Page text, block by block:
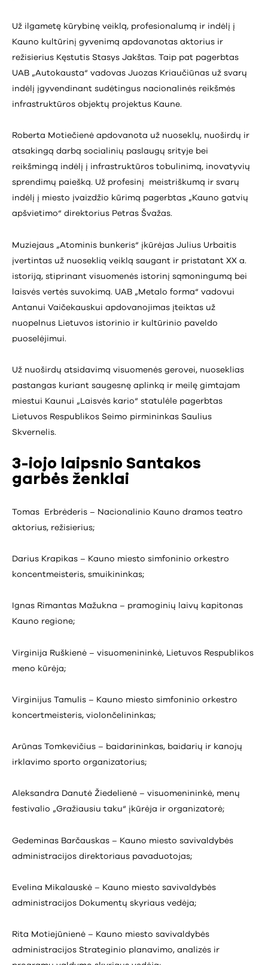
Už ilgametę kūrybinę veiklą, profesionalumą ir indėlį į
Kauno kultūrinį gyvenimą apdovanotas aktorius ir
režisierius Kęstutis Stasys Jakštas. Taip pat pagerbtas
UAB „Autokausta“ vadovas Juozas Kriaučiūnas už svarų
indėlį įgyvendinant sudėtingus nacionalinės reikšmės
infrastruktūros objektų projektus Kaune.
Roberta Motiečienė apdovanota už nuoseklų, nuoširdų ir
atsakingą darbą socialinių paslaugų srityje bei
reikšmingą indėlį į infrastruktūros tobulinimą, inovatyvių
sprendimų paiešką. Už profesinį meistriškumą ir svarų
indėlį į miesto įvaizdžio kūrimą pagerbtas „Kauno gatvių
apšvietimo“ direktorius Petras Švažas.
Muziejaus „Atominis bunkeris“ įkūrėjas Julius Urbaitis
įvertintas už nuoseklią veiklą saugant ir pristatant XX a.
istoriją, stiprinant visuomenės istorinį sąmoningumą bei
laisvės vertės suvokimą. UAB „Metalo forma“ vadovui
Antanui Vaičekauskui apdovanojimas įteiktas už
nuopelnus Lietuvos istorinio ir kultūrinio paveldo
puoselėjimui.
Už nuoširdų atsidavimą visuomenės gerovei, nuoseklias
pastangas kuriant saugesnę aplinką ir meilę gimtajam
miestui Kaunui „Laisvės kario“ statulėle pagerbtas
Lietuvos Respublikos Seimo pirmininkas Saulius
Skvernelis.
3-iojo laipsnio Santakos
garbės ženklai
Tomas Erbrėderis – Nacionalinio Kauno dramos teatro
aktorius, režisierius;
Darius Krapikas – Kauno miesto simfoninio orkestro
koncentmeisteris, smuikininkas;
Ignas Rimantas Mažukna – pramoginių laivų kapitonas
Kauno regione;
Virginija Ruškienė – visuomenininkė, Lietuvos Respublikos
meno kūrėja;
Virginijus Tamulis – Kauno miesto simfoninio orkestro
koncertmeisteris, violončelininkas;
Arūnas Tomkevičius – baidarininkas, baidarių ir kanojų
irklavimo sporto organizatorius;
Aleksandra Danutė Žiedelienė – visuomenininkė, menų
festivalio „Gražiausiu taku“ įkūrėja ir organizatorė;
Gedeminas Barčauskas – Kauno miesto savivaldybės
administracijos direktoriaus pavaduotojas;
Evelina Mikalauskė – Kauno miesto savivaldybės
administracijos Dokumentų skyriaus vedėja;
Rita Motiejūnienė – Kauno miesto savivaldybės
administracijos Strateginio planavimo, analizės ir